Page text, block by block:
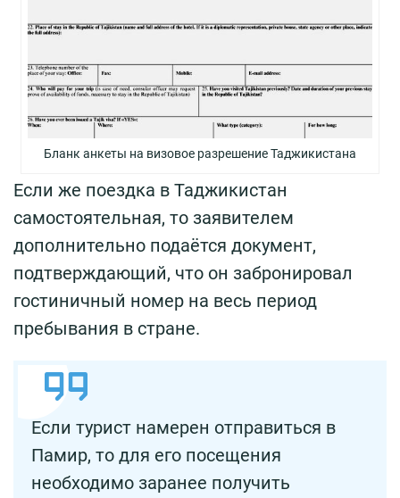
Бланк анкеты на визовое разрешение Таджикистана
Если же поездка в Таджикистан
самостоятельная, то заявителем
дополнительно подаётся документ,
подтверждающий, что он забронировал
гостиничный номер на весь период
пребывания в стране.
Если турист намерен отправиться в
Памир, то для его посещения
необходимо заранее получить